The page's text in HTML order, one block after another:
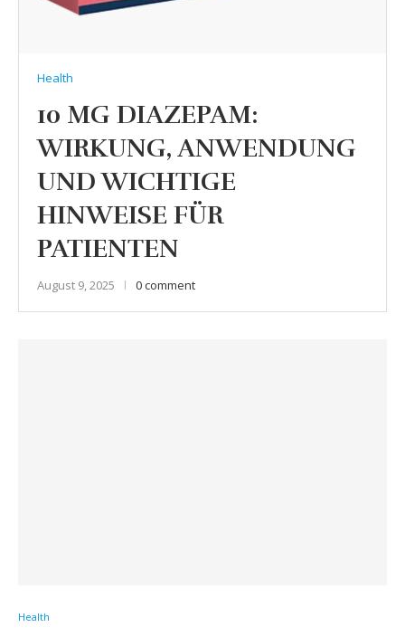
Health
10 MG DIAZEPAM:
WIRKUNG, ANWENDUNG
UND WICHTIGE
HINWEISE FÜR
PATIENTEN
August 9, 2025 0 comment
Health